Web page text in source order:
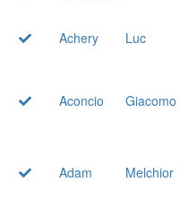
Achery
Luc
Aconcio Giacomo
Adam Melchior